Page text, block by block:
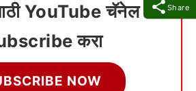
Share
YouTube चॅनेल
करा
NOW